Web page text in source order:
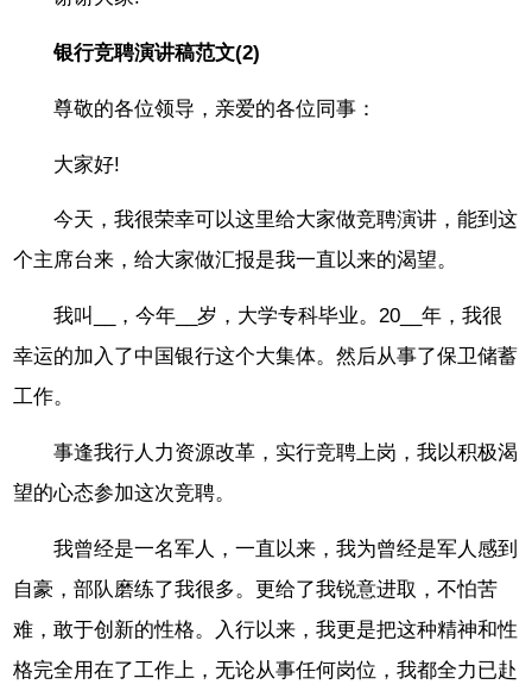
银行竞聘演讲稿范文(2)
尊敬的各位领导，亲爱的各位同事：
大家好!
今天，我很荣幸可以这里给大家做竞聘演讲，能到这
个主席台来，给大家做汇报是我一直以来的渴望。
我叫__，今年__岁，大学专科毕业。20__年，我很
幸运的加入了中国银行这个大集体。然后从事了保卫储蓄
工作。
事逢我行人力资源改革，实行竞聘上岗，我以积极渴
望的心态参加这次竞聘。
我曾经是一名军人，一直以来，我为曾经是军人感到
自豪，部队磨练了我很多。更给了我锐意进取，不怕苦
难，敢于创新的性格。入行以来，我更是把这种精神和性
格完全用在了工作上，无论从事任何岗位，我都全力已赴